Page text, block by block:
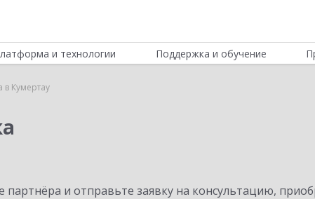
и технологии Поддержка и обучение
в Кумертау
и отправьте заявку на консультацию,